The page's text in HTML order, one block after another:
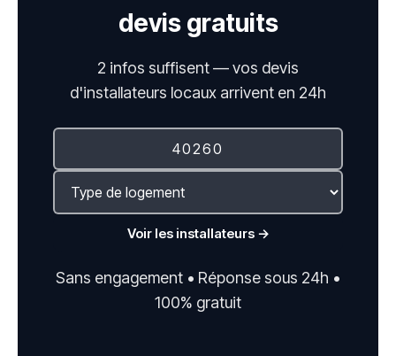
devis gratuits
2 infos suffisent — vos devis
d'installateurs locaux arrivent en 24h
Voir les installateurs →
Sans engagement • Réponse sous 24h •
100% gratuit